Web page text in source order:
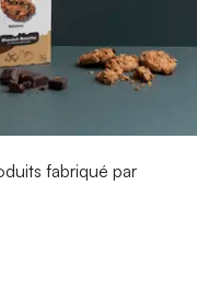
fabriqué par